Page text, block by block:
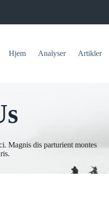
Hjem Analyser Artikler
Magnis dis parturient montes